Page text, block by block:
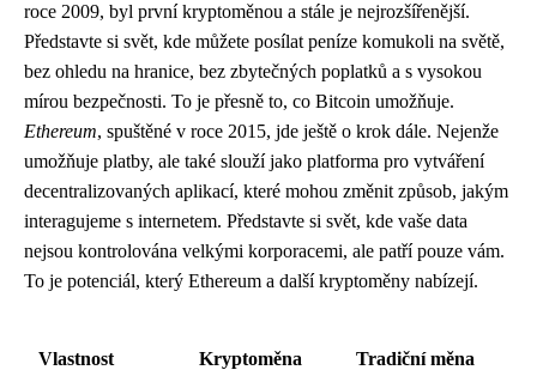
roce 2009, byl první kryptoměnou a stále je nejrozšířenější.
Představte si svět, kde můžete posílat peníze komukoli na světě,
bez ohledu na hranice, bez zbytečných poplatků a s vysokou
mírou bezpečnosti. To je přesně to, co Bitcoin umožňuje.
Ethereum, spuštěné v roce 2015, jde ještě o krok dále. Nejenže
umožňuje platby, ale také slouží jako platforma pro vytváření
decentralizovaných aplikací, které mohou změnit způsob, jakým
interagujeme s internetem. Představte si svět, kde vaše data
nejsou kontrolována velkými korporacemi, ale patří pouze vám.
To je potenciál, který Ethereum a další kryptoměny nabízejí.
Vlastnost Kryptoměna
Tradiční měna